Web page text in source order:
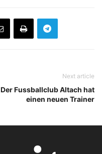
Next article
Der Fussballclub Altach hat
einen neuen Trainer